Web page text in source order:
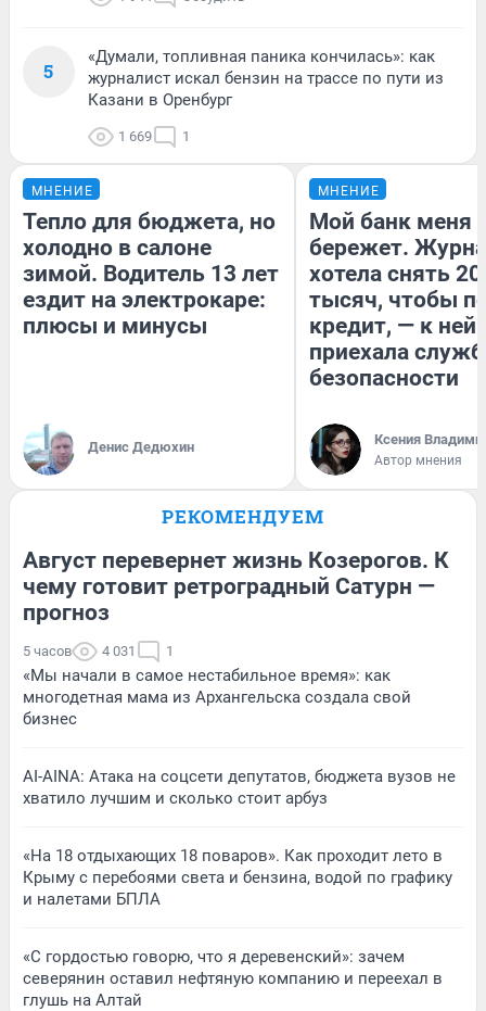
5
«Думали, топливная паника кончилась»: как
журналист искал бензин на трассе по пути из
Казани в Оренбург
1 669 1
МНЕНИЕ
Тепло для бюджета, но
холодно в салоне
зимой. Водитель 13 лет
ездит на электрокаре:
плюсы и минусы
Денис Дедюхин
МНЕНИЕ
Мой банк меня
бережет.
хотела снять
тысяч, чтобы
кредит, — к
приехала
безопасности
Ксения
Автор мнения
РЕКОМЕНДУЕМ
Август перевернет жизнь Козерогов. К
чему готовит ретроградный Сатурн —
прогноз
5 часов 4 031 1
«Мы начали в самое нестабильное время»: как
многодетная мама из Архангельска создала свой
бизнес
AI-AINA: Атака на соцсети депутатов, бюджета вузов не
хватило лучшим и сколько стоит арбуз
«На 18 отдыхающих 18 поваров». Как проходит лето в
Крыму с перебоями света и бензина, водой по графику
и налетами БПЛА
«С гордостью говорю, что я деревенский»: зачем
северянин оставил нефтяную компанию и переехал в
глушь на Алтай